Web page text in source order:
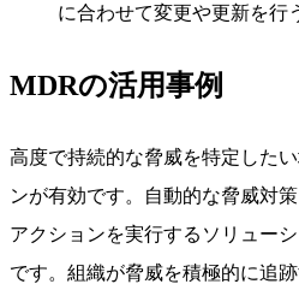
に合わせて変更や更新を行
MDRの活用事例
高度で持続的な脅威を特定した
ンが有効です。自動的な脅威対
アクションを実行するソリュー
です。組織が脅威を積極的に追